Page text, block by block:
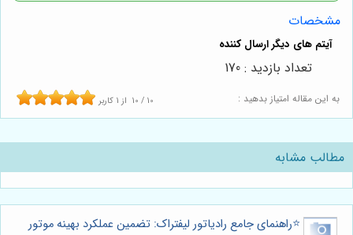
مشخصات
به این مقاله امتیاز بدهید : 10 / 10 از 1 کاربر
تعداد بازدید : 170
مطالب مشابه
⭐️راهنمای جامع رادیاتور لیفتراک: تضمین عملکرد بهینه موتور